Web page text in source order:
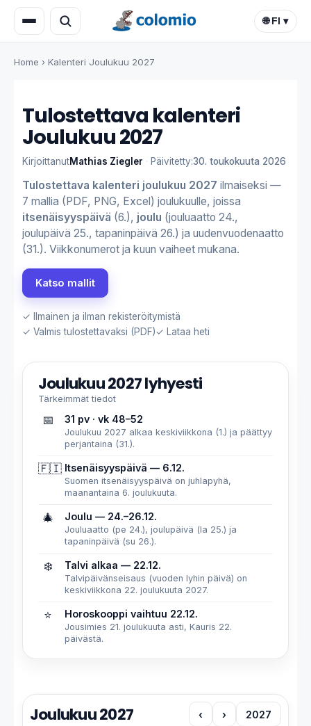
🌐 FI ▾
Home › Kalenteri Joulukuu 2027
Tulostettava kalenteri
Joulukuu 2027
KirjoittanutMathias Ziegler · Päivitetty:30. toukokuuta 2026
Tulostettava kalenteri joulukuu 2027 ilmaiseksi —
7 mallia (PDF, PNG, Excel) joulukuulle, joissa
itsenäisyyspäivä (6.), joulu (jouluaatto 24.,
joulupäivä 25., tapaninpäivä 26.) ja uudenvuodenaatto
(31.). Viikkonumerot ja kuun vaiheet mukana.
Katso mallit
✓ Ilmainen ja ilman rekisteröitymistä
✓ Valmis tulostettavaksi (PDF)✓ Lataa heti
Joulukuu 2027 lyhyesti
Tärkeimmät tiedot
📅 31 pv · vk 48–52
Joulukuu 2027 alkaa keskiviikkona (1.) ja päättyy
perjantaina (31.).
🇫🇮 Itsenäisyyspäivä — 6.12.
Suomen itsenäisyyspäivä on juhlapyhä,
maanantaina 6. joulukuuta.
🎄 Joulu — 24.–26.12.
Jouluaatto (pe 24.), joulupäivä (la 25.) ja
tapaninpäivä (su 26.).
❄️ Talvi alkaa — 22.12.
Talvipäivänseisaus (vuoden lyhin päivä) on
keskiviikkona 22. joulukuuta 2027.
⭐ Horoskooppi vaihtuu 22.12.
Jousimies 21. joulukuuta asti, Kauris 22.
päivästä.
Joulukuu 2027 ‹ › 2027